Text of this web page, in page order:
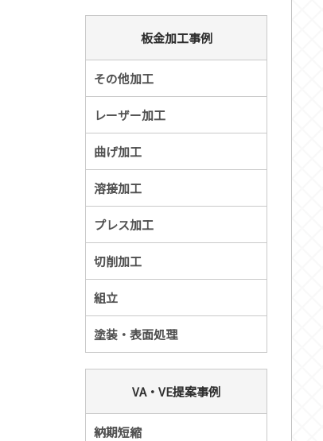
板金加工事例
その他加工
レーザー加工
曲げ加工
溶接加工
プレス加工
切削加工
組立
塗装・表面処理
VA・VE提案事例
納期短縮